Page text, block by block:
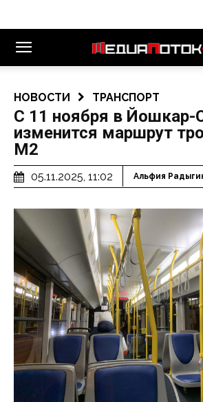
НОВОСТИ ТРАНСПОРТ
С 11 ноября в Йошкар-
изменится маршрут
М2
05.11.2025, 11:02 Альфия